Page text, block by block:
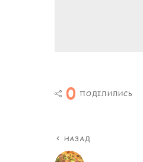
0 ПОДІЛИЛИСЬ
НАЗАД